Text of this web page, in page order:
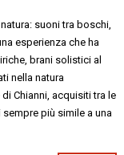
suoni tra boschi,
esperienza che ha
brani solistici al
nella natura
Chianni, acquisiti tra le
più simile a una